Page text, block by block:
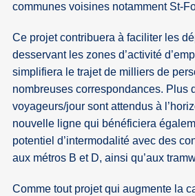
communes voisines notamment St-
Ce projet contribuera à faciliter les
desservant les zones d’activité
simplifiera le trajet de milliers de
nombreuses correspondances. Plus
voyageurs/jour sont attendus à
nouvelle ligne qui bénéficiera
potentiel d’intermodalité avec des
aux métros B et D, ainsi qu’aux
Comme tout projet qui augmente la